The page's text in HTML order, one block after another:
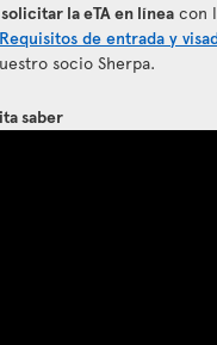
solicitar la eTA en línea con
de entrada y
socio Sherpa.
saber